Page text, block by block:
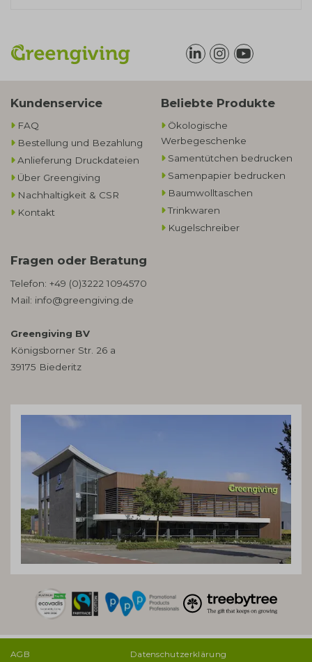
Kundenservice
FAQ
Bestellung und Bezahlung
Anlieferung Druckdateien
Über Greengiving
Nachhaltigkeit & CSR
Kontakt
Beliebte Produkte
Ökologische
Werbegeschenke​
Samentütchen bedrucken
Samenpapier bedrucken
Baumwolltaschen​
Trinkwaren
Kugelschreiber
Fragen oder Beratung
Telefon: +49 (0)3222 1094570
Mail: info@greengiving.de
Greengiving BV
Königsborner Str. 26 a
39175 Biederitz
AGB Datenschutzerklärung